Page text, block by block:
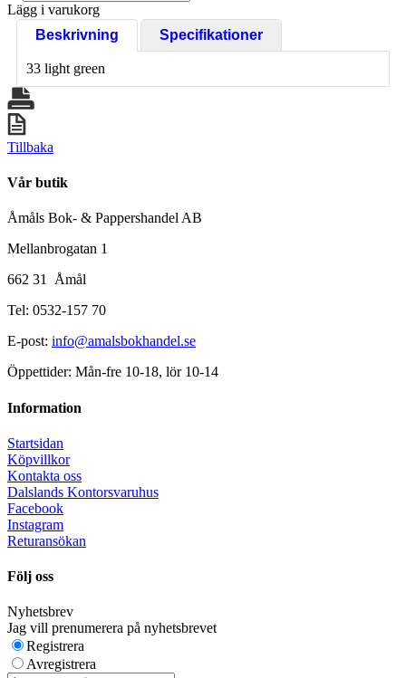
Lägg i varukorg
Beskrivning
Specifikationer
33 light green
Tillbaka
Vår butik
Åmåls Bok- & Pappershandel AB
Mellanbrogatan 1
662 31 Åmål
Tel: 0532-157 70
E-post: info@amalsbokhandel.se
Öppettider: Mån-fre 10-18, lör 10-14
Information
Startsidan
Köpvillkor
Kontakta oss
Dalslands Kontorsvaruhus
Facebook
Instagram
Returansökan
Följ oss
Nyhetsbrev
Jag vill prenumerera på nyhetsbrevet
Registrera
Avregistrera